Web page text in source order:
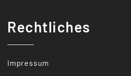
Rechtliches
Impressum